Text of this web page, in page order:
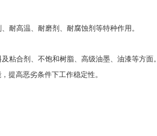
耐高温、耐磨剂、耐腐蚀剂等特种作用。
粘合剂、不饱和树脂、高级油墨、油漆等方面。
提高恶劣条件下工作稳定性。